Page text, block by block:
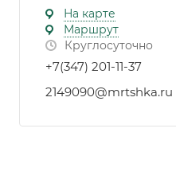
На карте
Маршрут
Круглосуточно
+7(347) 201-11-37
2149090@mrtshka.ru